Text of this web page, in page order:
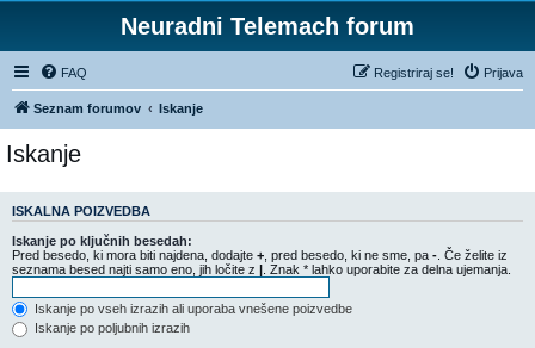
Neuradni Telemach forum
FAQ Prijava
Registriraj se!
Seznam forumov Iskanje
Iskanje
ISKALNA POIZVEDBA
Iskanje po ključnih besedah:
Pred besedo, ki mora biti najdena, dodajte + , pred besedo, ki ne sme, pa - . Če želite iz
seznama besed najti samo eno, jih ločite z | . Znak * lahko uporabite za delna ujemanja.
Iskanje po vseh izrazih ali uporaba vnešene poizvedbe
Iskanje po poljubnih izrazih